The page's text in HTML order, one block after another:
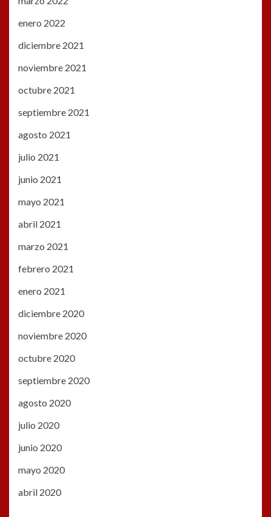
enero 2022
diciembre 2021
noviembre 2021
octubre 2021
septiembre 2021
agosto 2021
julio 2021
junio 2021
mayo 2021
abril 2021
marzo 2021
febrero 2021
enero 2021
diciembre 2020
noviembre 2020
octubre 2020
septiembre 2020
agosto 2020
julio 2020
junio 2020
mayo 2020
abril 2020